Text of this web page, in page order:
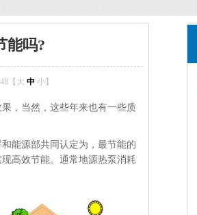
能吗?
【 大 中 小】
，当然，这些年来也有一些质
能源部共同认定为，最节能的
高效节能。通常地源热泵消耗